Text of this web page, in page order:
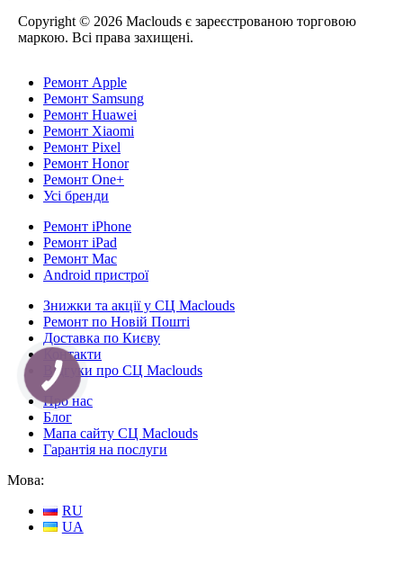
Copyright © 2026 Maclouds є зареєстрованою торговою
маркою. Всі права захищені.
Ремонт Apple
Ремонт Samsung
Ремонт Huawei
Ремонт Xiaomi
Ремонт Pixel
Ремонт Honor
Ремонт One+
Усі бренди
Ремонт iPhone
Ремонт iPad
Ремонт Mac
Android пристрої
Знижки та акції у СЦ Maclouds
Ремонт по Новій Пошті
Доставка по Києву
Контакти
Відгуки про СЦ Maclouds
Про нас
Блог
Мапа сайту СЦ Maclouds
Гарантія на послуги
Мова:
RU
UA